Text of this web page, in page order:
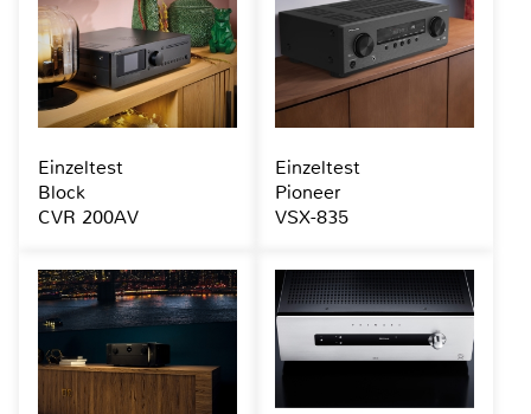
Einzeltest
Block
CVR 200AV
Einzeltest
Pioneer
VSX-835